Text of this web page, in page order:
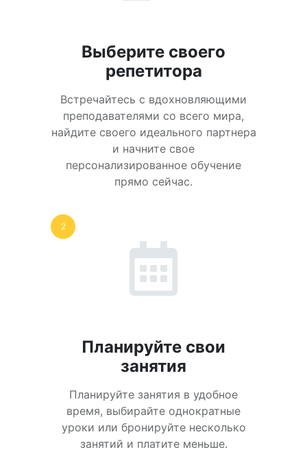
Выберите своего
репетитора
Встречайтесь с вдохновляющими
преподавателями со всего мира,
найдите своего идеального партнера
и начните свое
персонализированное обучение
прямо сейчас.
2
Планируйте свои
занятия
Планируйте занятия в удобное
время, выбирайте однократные
уроки или бронируйте несколько
занятий и платите меньше.